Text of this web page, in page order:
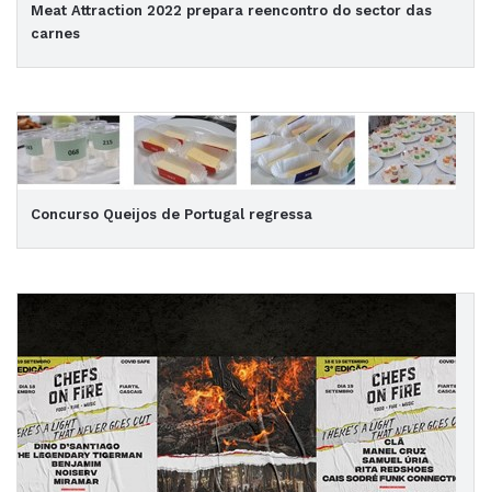
Meat Attraction 2022 prepara reencontro do sector das
carnes
Concurso Queijos de Portugal regressa